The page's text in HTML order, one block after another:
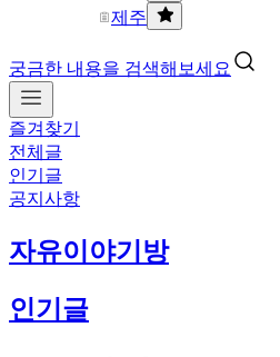
제주
궁금한 내용을 검색해보세요
즐겨찾기
전체글
인기글
공지사항
자유이야기방
인기글